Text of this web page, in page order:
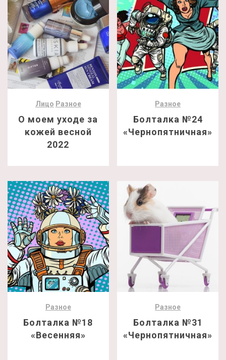
Лицо Разное
О моем уходе за
кожей весной
2022
Разное
Болталка №24
«Чернопятничная»
Разное
Болталка №18
«Весенняя»
Разное
Болталка №31
«Чернопятничная»